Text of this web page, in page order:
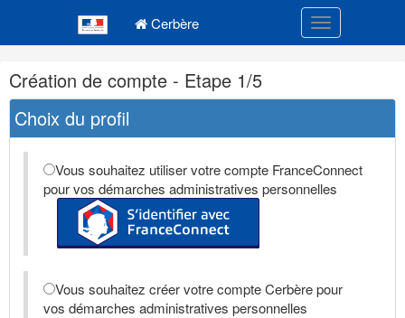
Cerbère Toggle
Navigation
et
outils
annexes
Création de compte - Etape 1/5
Choix du profil
Vous souhaitez utiliser votre compte FranceConnect
pour vos démarches administratives personnelles
Vous souhaitez créer votre compte Cerbère pour
vos démarches administratives personnelles